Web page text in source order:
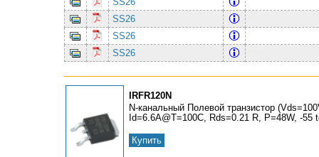
SS26
SS26
SS26
IRFR120N
N-канальный Полевой транзистор
Id=6.6A@T=100C, Rds=0.21 R, P=48W, -55
Купить